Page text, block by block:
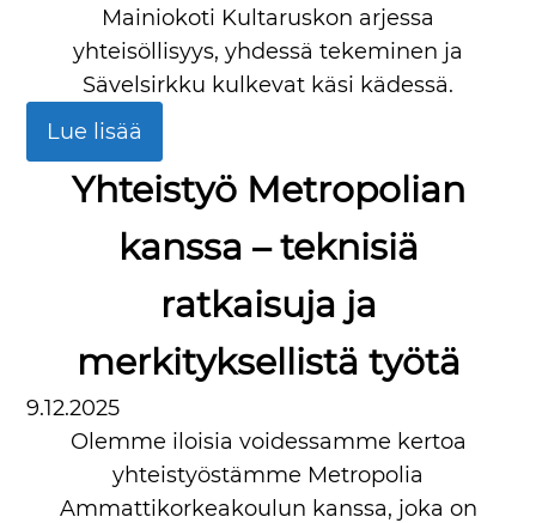
Mainiokoti Kultaruskon arjessa
yhteisöllisyys, yhdessä tekeminen ja
Sävelsirkku kulkevat käsi kädessä.
Lue lisää
Yhteistyö Metropolian
kanssa – teknisiä
ratkaisuja ja
merkityksellistä työtä
9.12.2025
Olemme iloisia voidessamme kertoa
yhteistyöstämme Metropolia
Ammattikorkeakoulun kanssa, joka on